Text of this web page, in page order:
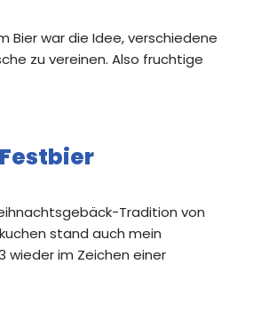
Bier war die Idee, verschiedene
zu vereinen. Also fruchtige
Tradition von
stand auch mein
wieder im Zeichen einer